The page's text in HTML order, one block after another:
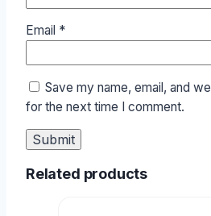
Email *
Save my name, email, and
for the next time I comment.
Related products